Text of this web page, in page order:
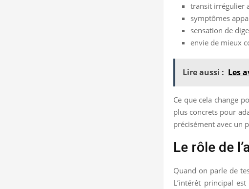
transit irrégulier
symptômes
sensation de
envie de mieux
Lire aussi : Les
Ce que cela change
plus concrets pour
précisément avec un
Le rôle de
Quand on parle de
L’intérêt principal